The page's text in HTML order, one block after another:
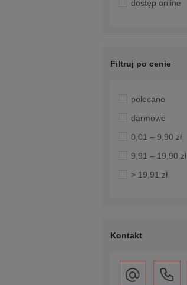
dostęp online
Filtruj po cenie
polecane
darmowe
0,01 – 9,90 zł
9,91 – 19,90 zł
> 19,91 zł
Kontakt